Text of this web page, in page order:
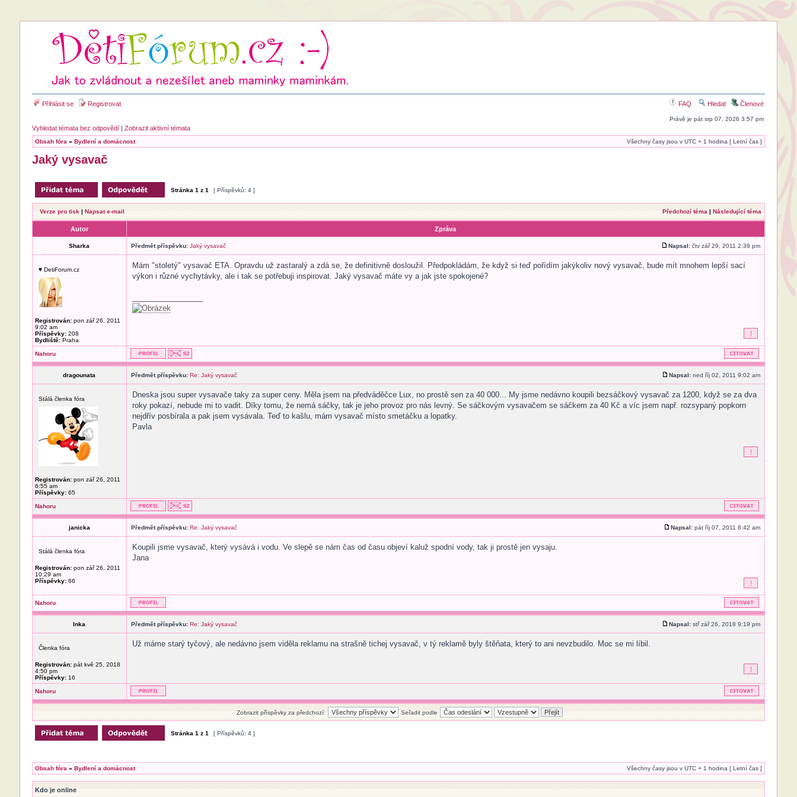
Přihlásit se Registrovat FAQ Hledat Členové
Právě je pát srp 07, 2026 3:57 pm
Vyhledat témata bez odpovědí| Zobrazit aktivní témata
Obsah fóra » Bydlení a domácnost Všechny časy jsou v UTC + 1 hodina [ Letní čas ]
Jaký vysavač
Stránka 1 z 1 [ Příspěvků: 4 ]
Verze pro tisk | Napsat e-mail Předchozí téma | Následující téma
Autor Zpráva
Sharka Předmět příspěvku: Jaký vysavač Napsal:čtv zář 29, 2011 2:39 pm
♥ DetiForum.cz
Registrován:pon zář 26, 2011
9:02 am
Příspěvky:208
Bydliště:Praha
Mám "stoletý" vysavač ETA. Opravdu už zastaralý a zdá se, že definitivně dosloužil. Předpokládám, že když si teď pořídím jakýkoliv nový vysavač, bude mít mnohem lepší sací
výkon i různé vychytávky, ale i tak se potřebuji inspirovat. Jaký vysavač máte vy a jak jste spokojené?
Nahoru
dragounata Předmět příspěvku: Re: Jaký vysavač Napsal:ned říj 02, 2011 9:02 am
Stálá členka fóra
Registrován:pon zář 26, 2011
6:55 am
Příspěvky:65
Dneska jsou super vysavače taky za super ceny. Měla jsem na předváděčce Lux, no prostě sen za 40 000... My jsme nedávno koupili bezsáčkový vysavač za 1200, když se za dva
roky pokazí, nebude mi to vadit. Díky tomu, že nemá sáčky, tak je jeho provoz pro nás levný. Se sáčkovým vysavačem se sáčkem za 40 Kč a víc jsem např. rozsypaný popkorn
nejdřív posbírala a pak jsem vysávala. Teď to kašlu, mám vysavač místo smetáčku a lopatky.
Pavla
Nahoru
janicka Předmět příspěvku: Re: Jaký vysavač Napsal:pát říj 07, 2011 8:42 am
Stálá členka fóra
Registrován:pon zář 26, 2011
10:29 am
Příspěvky:66
Koupili jsme vysavač, který vysává i vodu. Ve slepě se nám čas od času objeví kaluž spodní vody, tak ji prostě jen vysaju.
Jana
Nahoru
Inka Předmět příspěvku: Re: Jaký vysavač Napsal:stř zář 26, 2018 9:19 pm
Členka fóra
Registrován:pát kvě 25, 2018
4:50 pm
Příspěvky:16
Už máme starý tyčový, ale nedávno jsem viděla reklamu na strašně tichej vysavač, v tý reklamě byly štěňata, který to ani nevzbudilo. Moc se mi líbil.
Nahoru
Zobrazit příspěvky za předchozí: Seřadit podle
Stránka 1 z 1 [ Příspěvků: 4 ]
Obsah fóra » Bydlení a domácnost Všechny časy jsou v UTC + 1 hodina [ Letní čas ]
Kdo je online